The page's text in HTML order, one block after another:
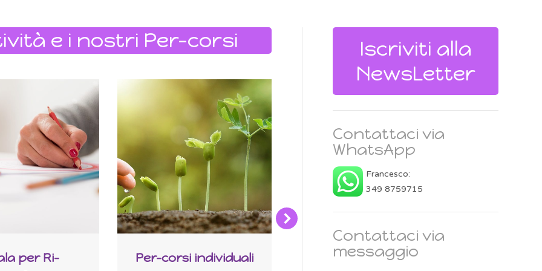
e i nostri Per-corsi
per Ri-
Per-corsi individuali I colori della Vita
Iscriviti alla
NewsLetter
Contattaci via
WhatsApp
Francesco:
349 8759715
Contattaci via
messaggio